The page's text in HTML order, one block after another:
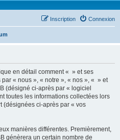
Connexion
Inscription
en détail comment « » et ses
« nous », « notre », « nos », « » et
(désigné ci-après par « logiciel
toutes les informations collectées lors
(désignées ci-après par « vos
manières différentes. Premièrement,
génèrera un certain nombre de